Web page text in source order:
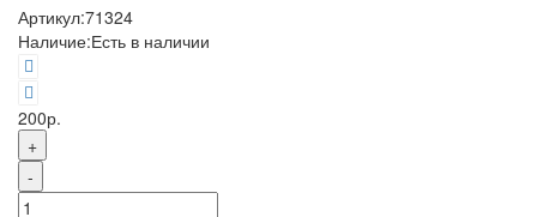
Артикул:71324
Наличие:Есть в наличии
200р.
+
-